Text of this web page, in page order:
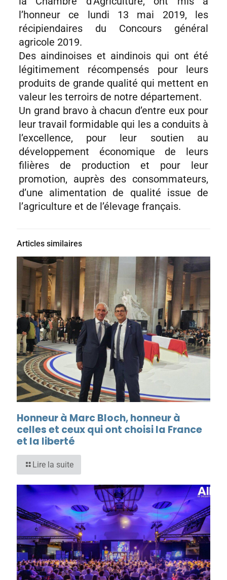
l’honneur ce lundi 13 mai 2019, les
récipiendaires du Concours général
agricole 2019.
Des aindinoises et aindinois qui ont été
légitimement récompensés pour leurs
produits de grande qualité qui mettent en
valeur les terroirs de notre département.
Un grand bravo à chacun d’entre eux pour
leur travail formidable qui les a conduits à
l’excellence, pour leur soutien au
développement économique de leurs
filières de production et pour leur
promotion, auprès des consommateurs,
d’une alimentation de qualité issue de
l’agriculture et de l’élevage français.
Articles similaires
Honneur à Marc Bloch, honneur à
celles et ceux qui ont choisi la France
et la liberté
Lire la suite